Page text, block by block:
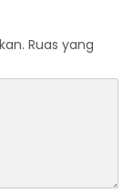
Ruas yang